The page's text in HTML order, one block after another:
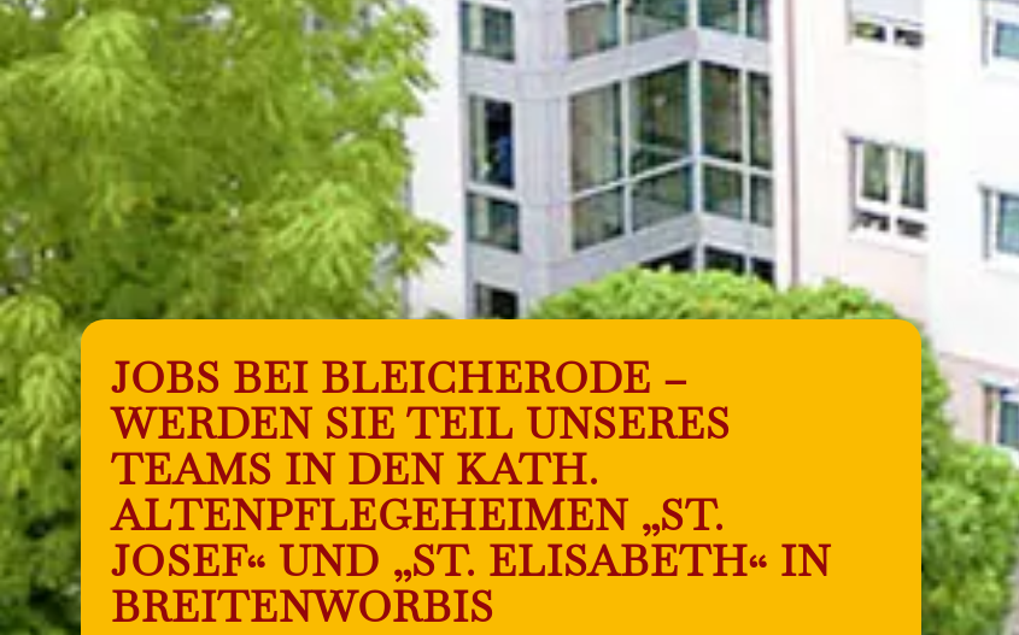
JOBS BEI BLEICHERODE –
WERDEN SIE TEIL UNSERES
TEAMS IN DEN KATH.
ALTENPFLEGEHEIMEN „ST.
JOSEF“ UND „ST. ELISABETH“ IN
BREITENWORBIS